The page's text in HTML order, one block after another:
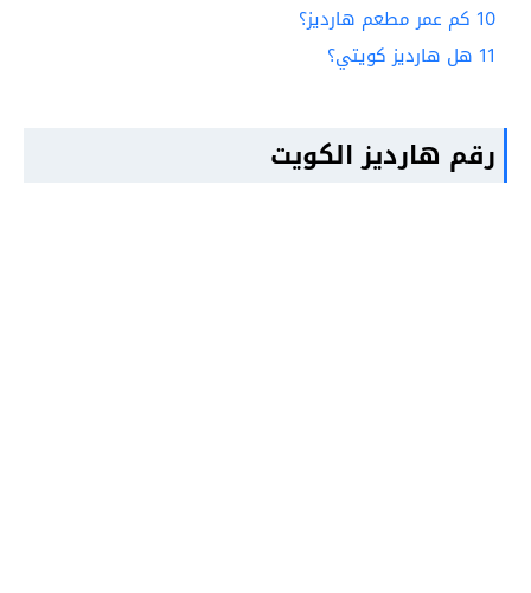
10 كم عمر مطعم هارديز؟
11 هل هارديز كويتي؟
رقم هارديز الكويت